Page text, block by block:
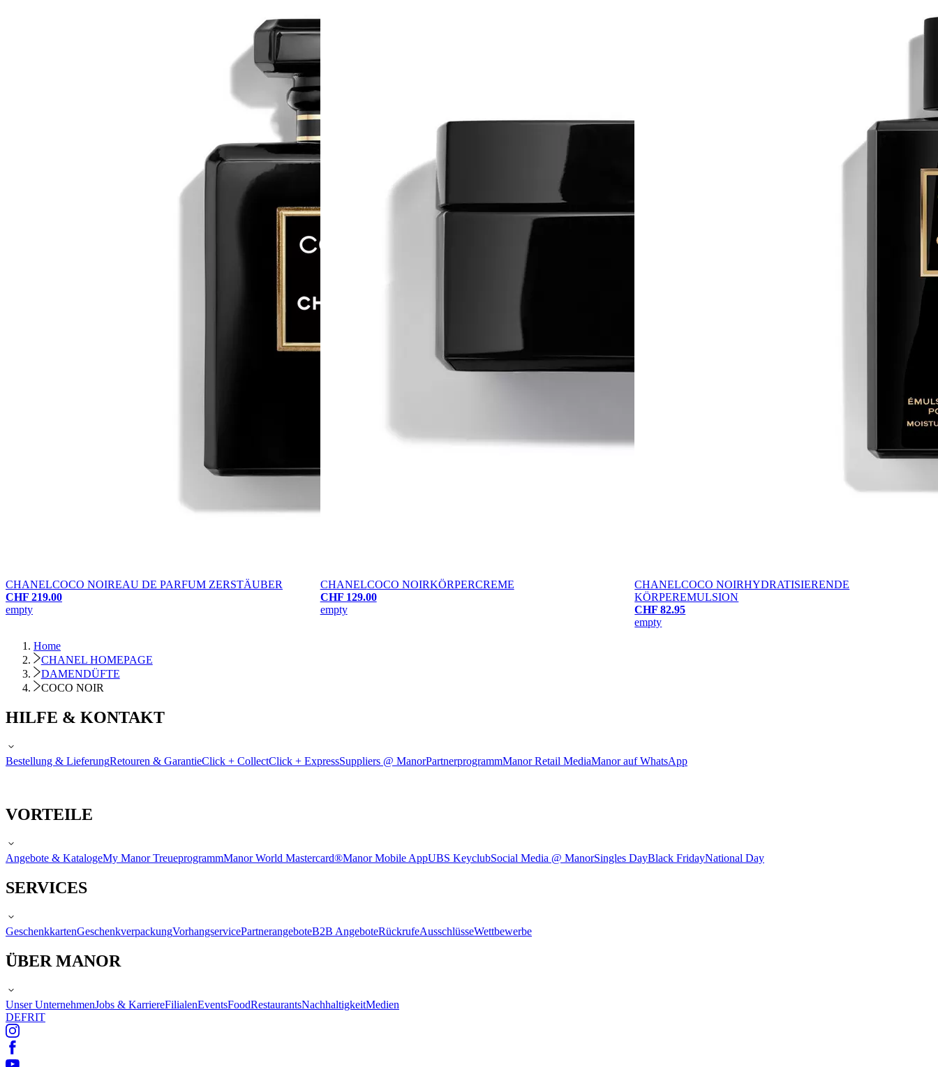
CHANELCOCO NOIREAU DE PARFUM ZERSTÄUBER
CHF 219.00
empty
CHANELCOCO NOIRKÖRPERCREME
CHF 129.00
empty
CHANELCOCO NOIRHYDRATISIERENDE
KÖRPEREMULSION
CHF 82.95
empty
Home
CHANEL HOMEPAGE
DAMENDÜFTE
COCO NOIR
HILFE & KONTAKT
Bestellung & LieferungRetouren & GarantieClick + CollectClick + ExpressSuppliers @ ManorPartnerprogrammManor Retail MediaManor auf WhatsApp
VORTEILE
Angebote & KatalogeMy Manor TreueprogrammManor World Mastercard®Manor Mobile AppUBS KeyclubSocial Media @ ManorSingles DayBlack FridayNational Day
SERVICES
GeschenkkartenGeschenkverpackungVorhangservicePartnerangeboteB2B AngeboteRückrufeAusschlüsseWettbewerbe
ÜBER MANOR
Unser UnternehmenJobs & KarriereFilialenEventsFoodRestaurantsNachhaltigkeitMedien
DEFRIT